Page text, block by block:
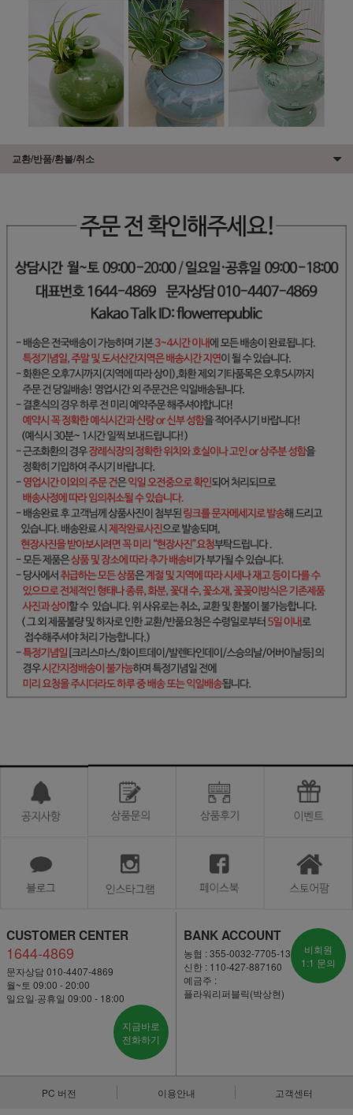
교환/반품/환불/취소
CUSTOMER CENTER
1644-4869
문자상담 010-4407-4869
월~토 09:00 - 20:00
일요일·공휴일 09:00 - 18:00
지금바로
전화하기
BANK ACCOUNT
농협 : 355-0032-7705-13
신한 : 110-427-887160
예금주 :
플라워리퍼블릭(박상현)
비회원
1:1 문의
PC 버전 이용안내 고객센터